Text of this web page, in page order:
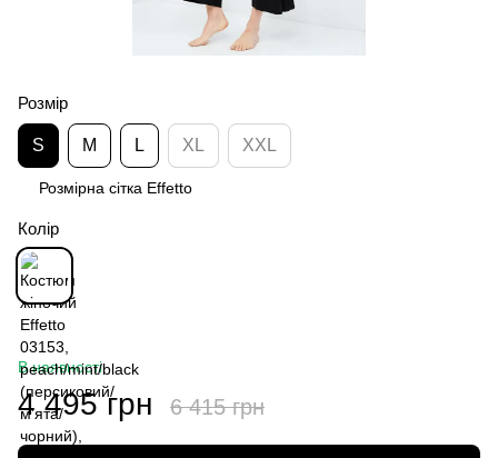
Розмір
S M L XL XXL
Розмірна сітка Effetto
Колір
В наявності
4 495 грн 6 415 грн